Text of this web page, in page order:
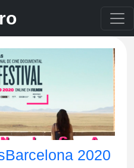
2020